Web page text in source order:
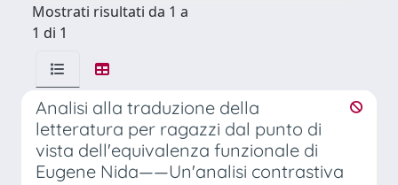
Mostrati risultati da 1 a
1 di 1
Analisi alla traduzione della
letteratura per ragazzi dal punto di
vista dell'equivalenza funzionale di
Eugene Nida——Un'analisi contrastiva